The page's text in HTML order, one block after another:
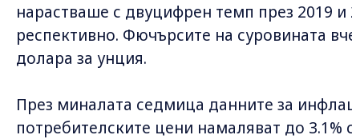
нарастваше с двуцифрен темп през 2019 и
респективно. Фючърсите на суровината
долара за унция.
През миналата седмица данните за
потребителските цени намаляват до